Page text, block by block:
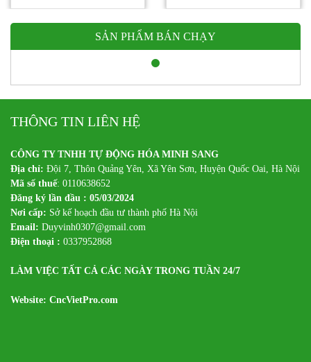
SẢN PHẨM BÁN CHẠY
THÔNG TIN LIÊN HỆ
CÔNG TY TNHH TỰ ĐỘNG HÓA MINH SANG
Địa chỉ: Đội 7, Thôn Quảng Yên, Xã Yên Sơn, Huyện Quốc Oai, Hà Nội
Mã số thuế: 0110638652
Đăng ký lần đầu : 05/03/2024
Nơi cấp: Sở kế hoạch đầu tư thành phố Hà Nội
Email: Duyvinh0307@gmail.com
Điện thoại : 0337952868
LÀM VIỆC TẤT CẢ CÁC NGÀY TRONG TUẦN 24/7
Website: CncVietPro.com